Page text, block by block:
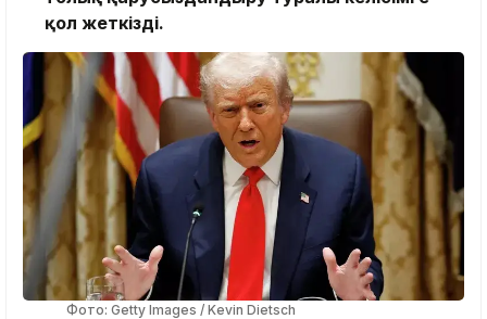
қол жеткізді.
Фото: Getty Images / Kevin Dietsch